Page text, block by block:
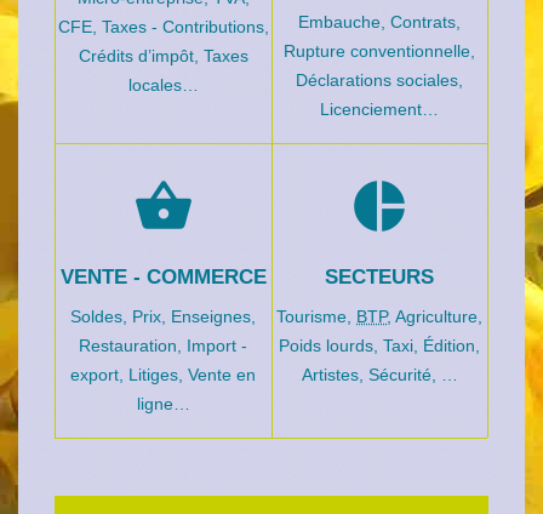
CFE, Taxes - Contributions,
Crédits d’impôt, Taxes
locales…
Embauche,Contrats,
Rupture conventionnelle,
Déclarations sociales,
Licenciement…
shopping_basket
VENTE - COMMERCE
Soldes, Prix, Enseignes,
Restauration, Import -
export, Litiges,Vente en
ligne…
pie_chart
SECTEURS
Tourisme, BTP,Agriculture,
Poids lourds,Taxi, Édition,
Artistes, Sécurité, …